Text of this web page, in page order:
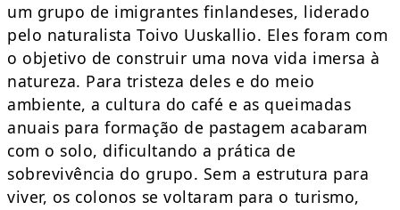
um grupo de imigrantes finlandeses, liderado
pelo naturalista Toivo Uuskallio. Eles foram com
o objetivo de construir uma nova vida imersa à
natureza. Para tristeza deles e do meio
ambiente, a cultura do café e as queimadas
anuais para formação de pastagem acabaram
com o solo, dificultando a prática de
sobrevivência do grupo. Sem a estrutura para
viver, os colonos se voltaram para o turismo,